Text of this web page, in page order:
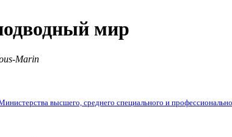
мир
Marin
высшего, среднего специального и